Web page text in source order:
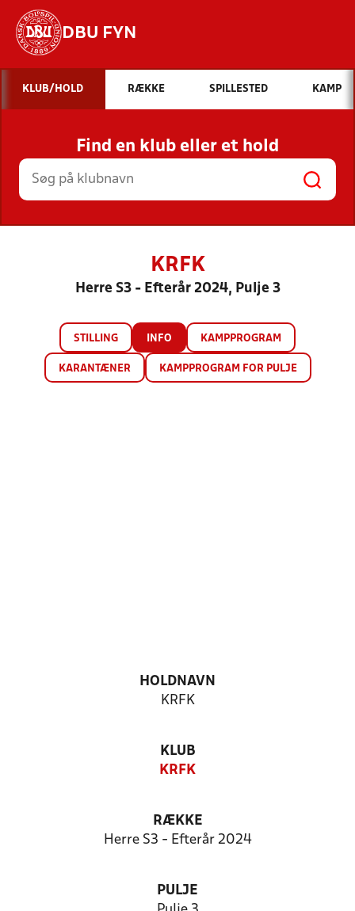
DBU FYN
Hvad vil du søge efter?
INDHOLD OG NYHEDER
STILLINGER, RESULTATER, KLUBBER OG
HOLD
KLUB/HOLD RÆKKE SPILLESTED KAMP
Find en klub eller et hold
KRFK
Herre S3 - Efterår 2024, Pulje 3
STILLING INFO KAMPPROGRAM
KARANTÆNER KAMPPROGRAM FOR PULJE
HOLDNAVN
KRFK
KLUB
KRFK
RÆKKE
Herre S3 - Efterår 2024
PULJE